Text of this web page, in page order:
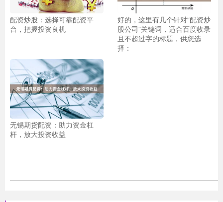
配资炒股：选择可靠配资平
台，把握投资良机
好的，这里有几个针对“配资炒
股公司”关键词，适合百度收录
且不超过字的标题，供您选
择：
无锡期货配资：助力资金杠
杆，放大投资收益